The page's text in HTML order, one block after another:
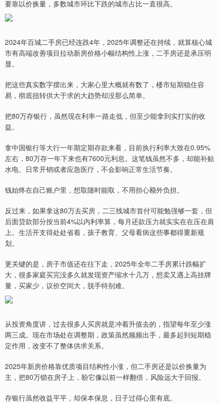
要靠以价换量，多数城市环比下跌的城市占比一直很高。
2024年百城二手房已经连跌4年，2025年调整还在持续，就算核心城
市有高端改善项目拉动新房价格小幅结构性上涨，二手房还是承压明
显。
把这些真实数字摆出来，大家心里大概就有数了，楼市短期稳住容
易，彻底扭转供大于求的大趋势却没那么简单。
把80万存银行，虽然现在利率一路走低，但至少能拿到实打实的收
益。
拿中国银行等大行一年期定期存款来看，目前执行利率大致在0.95%
左右，80万存一年下来也有7600元利息。这笔钱虽然不多，却能补贴
水电、日常开销或者应急医疗，不会影响正常生活节奏。
钱始终在自己账户里，想取随时能取，不用担心额外负担。
反过来，如果拿这80万去买房，二三线城市首付可能勉强够一套，但
后面贷款部分按当前4%以内利率算，每月还款压力就实实在在压在肩
上。生活开支得处处省着，孩子教育、父母看病这些事都得重新规
划。
更关键的是，房子市值还在往下走，2025年全年二手房累计跌幅扩
大，很多家庭买完没多久就发现资产缩水十几万，想卖又遇上高挂牌
量，买家少，议价空间大，脱手特别难。
从投资角度讲，过去很多人买房就是冲着升值去的，指望每年至少涨
两三成。现在市场处在调整期，政策虽然频频出手，最多起到短期稳
定作用，改变不了整体供求关系。
2025年新房价格靠优质项目结构性小涨，但二手房还是以价换量为
主，把80万锁在房子上，盼它像以前一样翻倍，风险远大于回报。
存银行虽然收益平平，却保本保息，日子过得心里有底。